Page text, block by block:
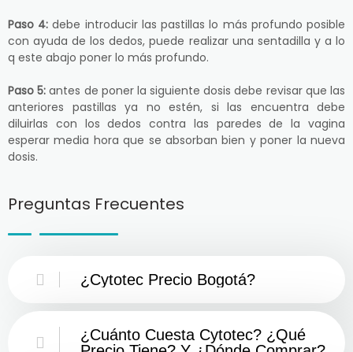
Paso 4: debe introducir las pastillas lo más profundo posible
con ayuda de los dedos, puede realizar una sentadilla y a lo
q este abajo poner lo más profundo.
Paso 5: antes de poner la siguiente dosis debe revisar que las
anteriores pastillas ya no estén, si las encuentra debe
diluirlas con los dedos contra las paredes de la vagina
esperar media hora que se absorban bien y poner la nueva
dosis.
Preguntas Frecuentes
¿Cytotec Precio Bogotá?
¿Cuánto Cuesta Cytotec? ¿Qué